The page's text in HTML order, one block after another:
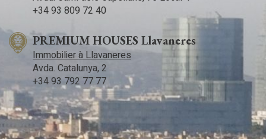
+34 93 809 72 40
PREMIUM HOUSES Llavaneres
Immobilier à Llavaneres
Avda. Catalunya, 2
+34 93 792 77 77